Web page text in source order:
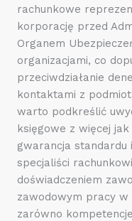
rachunkowe
korporację przed
Organem
organizacjami, co
przeciwdziałanie
kontaktami z
warto podkreślić
księgowe z więcej
gwarancja standardu
specjaliści
doświadczeniem
zawodowym pracy w
zarówno